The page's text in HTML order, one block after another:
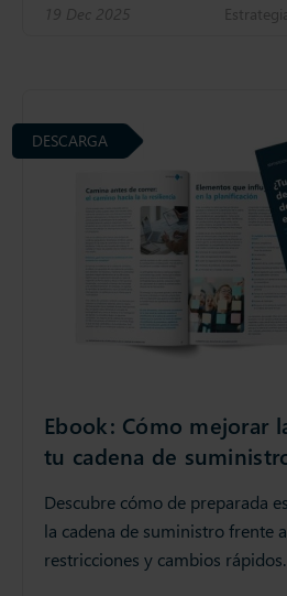
19 Dec 2025
Ebook: Cómo mejorar
tu cadena de
Descubre cómo de preparada
la cadena de suministro frente
restricciones y cambios rápidos.
DESCARGA